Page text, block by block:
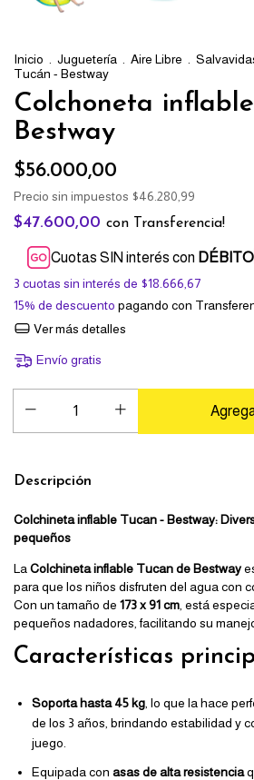
Inicio Juguetería Aire Libre
Tucán - Bestway
Colchoneta
Bestway
$56.000,00
Precio sin impuestos $46.280,99
$47.600,00 con Transferencia!
Cuotas SIN interés con DÉBITO
3 cuotas sin interés de $18.666,67
15% de descuento pagando con
Ver más detalles
Envío gratis
Descripción
Colchineta inflable Tucan - Bestway:
pequeños
La Colchineta inflable Tucan de Bestway
para que los niños disfruten del agua con
Con un tamaño de 173 x 91 cm , está
pequeños nadadores, facilitando su
Características
Soporta hasta 45 kg , lo que la hace
de los 3 años, brindando estabilidad y
juego.
Equipada con asas de alta resistencia